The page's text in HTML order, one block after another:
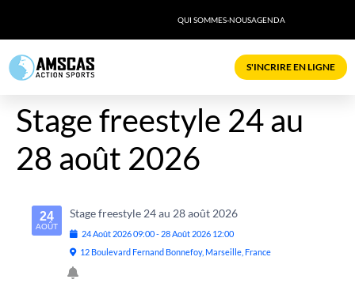
QUI SOMMES-NOUSAGENDA
S'INCRIRE EN LIGNE
Stage freestyle 24 au
28 août 2026
24
AOÛT
Stage freestyle 24 au 28 août 2026
24Août 202609:00- 28Août 2026 12:00
12 Boulevard Fernand Bonnefoy, Marseille, France